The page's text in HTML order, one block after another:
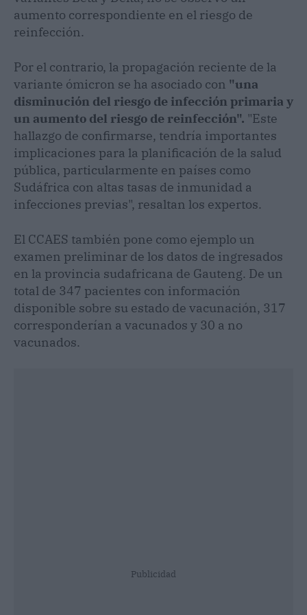
aumento correspondiente en el riesgo de
reinfección.
Por el contrario, la propagación reciente de la
variante ómicron se ha asociado con "una
disminución del riesgo de infección primaria y
un aumento del riesgo de reinfección". "Este
hallazgo de confirmarse, tendría importantes
implicaciones para la planificación de la salud
pública, particularmente en países como
Sudáfrica con altas tasas de inmunidad a
infecciones previas", resaltan los expertos.
El CCAES también pone como ejemplo un
examen preliminar de los datos de ingresados
en la provincia sudafricana de Gauteng. De un
total de 347 pacientes con información
disponible sobre su estado de vacunación, 317
corresponderían a vacunados y 30 a no
vacunados.
Publicidad